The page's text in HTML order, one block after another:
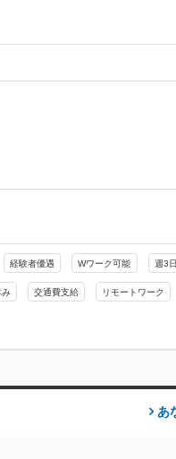
経験者優遇 Wワーク可能 週3
み 交通費支給 リモートワーク
あ